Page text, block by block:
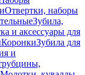
Отвертки, наборы
Зубила,
и аксессуары для
КоронкиЗубила для
и